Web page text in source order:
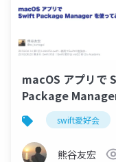
macOS アプリで
Package
使ってみる
#love_swift
#hakataswift
swift愛好会
熊谷友宏